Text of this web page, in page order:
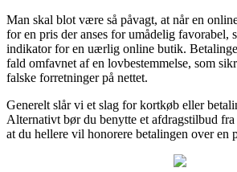
Man skal blot være så påvagt, at når en
for en pris der anses for umådelig favorabel,
indikator for en uærlig online butik.
fald omfavnet af en lovbestemmelse, som
falske forretninger på nettet.
Generelt slår vi et slag for kortkøb eller
Alternativt bør du benytte et afdragstilbud
at du hellere vil honorere betalingen over en